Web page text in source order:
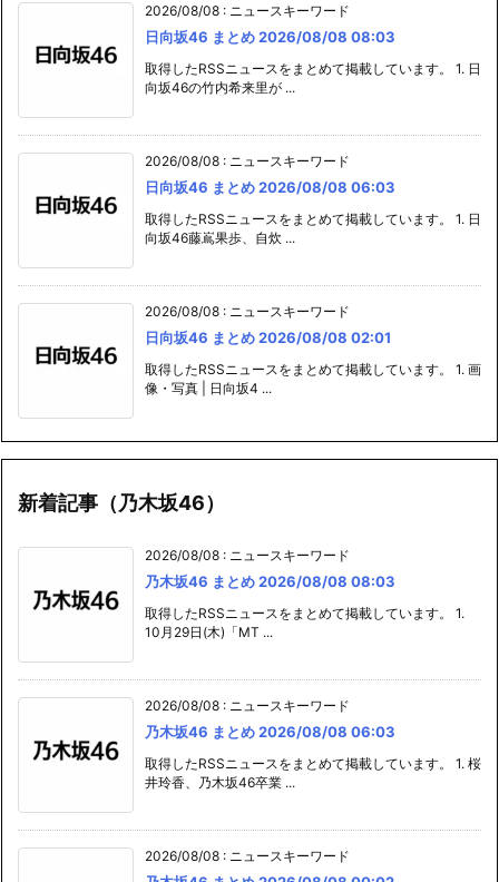
2026/08/08 : ニュースキーワード
日向坂46 まとめ 2026/08/08 08:03
取得したRSSニュースをまとめて掲載しています。 1. 日
向坂46の竹内希来里が ...
2026/08/08 : ニュースキーワード
日向坂46 まとめ 2026/08/08 06:03
取得したRSSニュースをまとめて掲載しています。 1. 日
向坂46藤嶌果歩、自炊 ...
2026/08/08 : ニュースキーワード
日向坂46 まとめ 2026/08/08 02:01
取得したRSSニュースをまとめて掲載しています。 1. 画
像・写真 | 日向坂4 ...
新着記事（乃木坂46）
2026/08/08 : ニュースキーワード
乃木坂46 まとめ 2026/08/08 08:03
取得したRSSニュースをまとめて掲載しています。 1.
10月29日(木)「MT ...
2026/08/08 : ニュースキーワード
乃木坂46 まとめ 2026/08/08 06:03
取得したRSSニュースをまとめて掲載しています。 1. 桜
井玲香、乃木坂46卒業 ...
2026/08/08 : ニュースキーワード